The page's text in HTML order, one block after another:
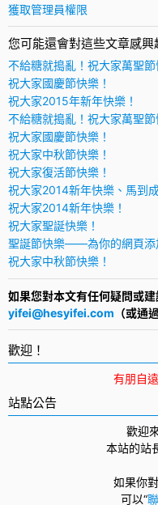
獲取管理員權限
您可能還會對這些文章感興
不給糖就搗亂！祝大家萬聖節
祝大家國慶節快樂！
祝大家2015年新年快樂！
不給糖就搗亂！祝大家萬聖節
祝大家國慶節快樂！
祝大家中秋節快樂！
祝大家復活節快樂！
祝大家2014新年快樂、馬到成
祝大家2014新年快樂！
祝大家聖誕快樂！
聖誕節快樂——為你的網頁添
祝大家中秋節快樂！
如果您對本文有任何疑問或
yifei@hesyifei.com （或通過
歡迎！
有朋自
站點公告
歡迎
本站的站
如果你
可以“